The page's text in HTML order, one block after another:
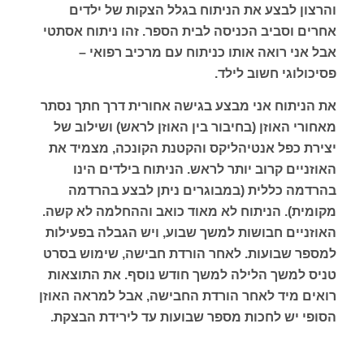
והרצון לבצע את הניתוח בגלל הצקות של ילדים
אחרים וסביב הכניסה לבית הספר. זהו ניתוח אסתטי
אבל אני רואה אותו כניתוח עם מרכיב רפואי –
פסיכולוגי חשוב לילד.
את הניתוח אני מבצע בגישה אחורית דרך חתך נסתר
מאחורי האוזן (בחיבור בין האוזן לראש) ושילוב של
יצירת כפל אנטיהליקס והקטנת הקונכה, מצמיד את
האוזניים קרוב יותר לראש. הניתוח בילדים הינו
בהרדמה כללית (במבוגרים ניתן לבצע בהרדמה
מקומית). הניתוח לא מאוד כואב וההחלמה לא קשה.
האוזניים חבושות למשך שבוע, ויש הגבלה בפעילות
למספר שבועות. לאחר הורדת חבישה, שימוש בסרט
טניס למשך הלילה למשך חודש נוסף. את התוצאות
רואים מיד לאחר הורדת החבישה, אבל למראה האוזן
הסופי יש לחכות מספר שבועות עד לירידת הבצקת.